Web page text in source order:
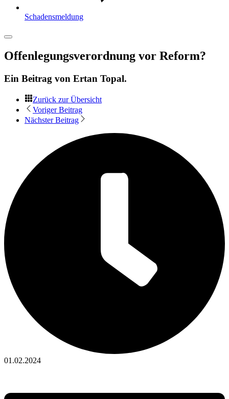
Schadensmeldung
Offenlegungsverordnung vor Reform?
Ein Beitrag von Ertan Topal.
Zurück zur Übersicht
Voriger Beitrag
Nächster Beitrag
01.02.2024